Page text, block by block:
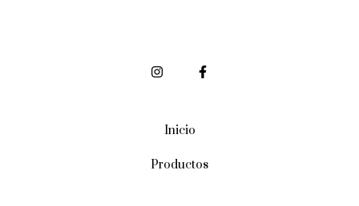
Inicio
Productos